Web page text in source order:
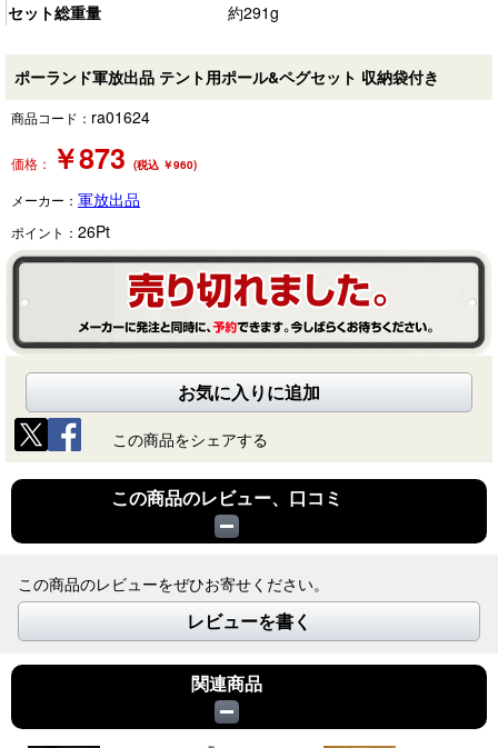
セット総重量
約291g
ポーランド軍放出品 テント用ポール&ペグセット 収納袋付き
商品コード： ra01624
価格： ￥873 (税込 ￥960)
メーカー： 軍放出品
ポイント： 26Pt
お気に入りに追加
この商品をシェアする
この商品のレビュー、口コミ
この商品のレビューをぜひお寄せください。
レビューを書く
関連商品